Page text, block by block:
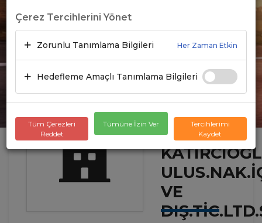
VE
Çerez Tercihlerini Yönet
Zorunlu Tanımlama Bilgileri Her Zaman Etkin
Hedefleme Amaçlı Tanımlama Bilgileri
Tüm Çerezleri
Reddet
Tümüne İzin Ver
Tercihlerimi
Kaydet